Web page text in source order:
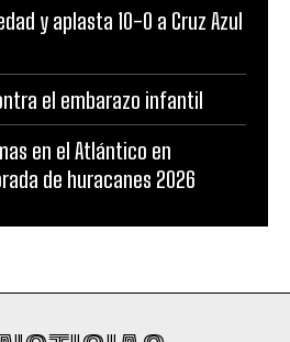
y aplasta 10-0 a Cruz Azul
el embarazo infantil
en el Atlántico en
de huracanes 2026